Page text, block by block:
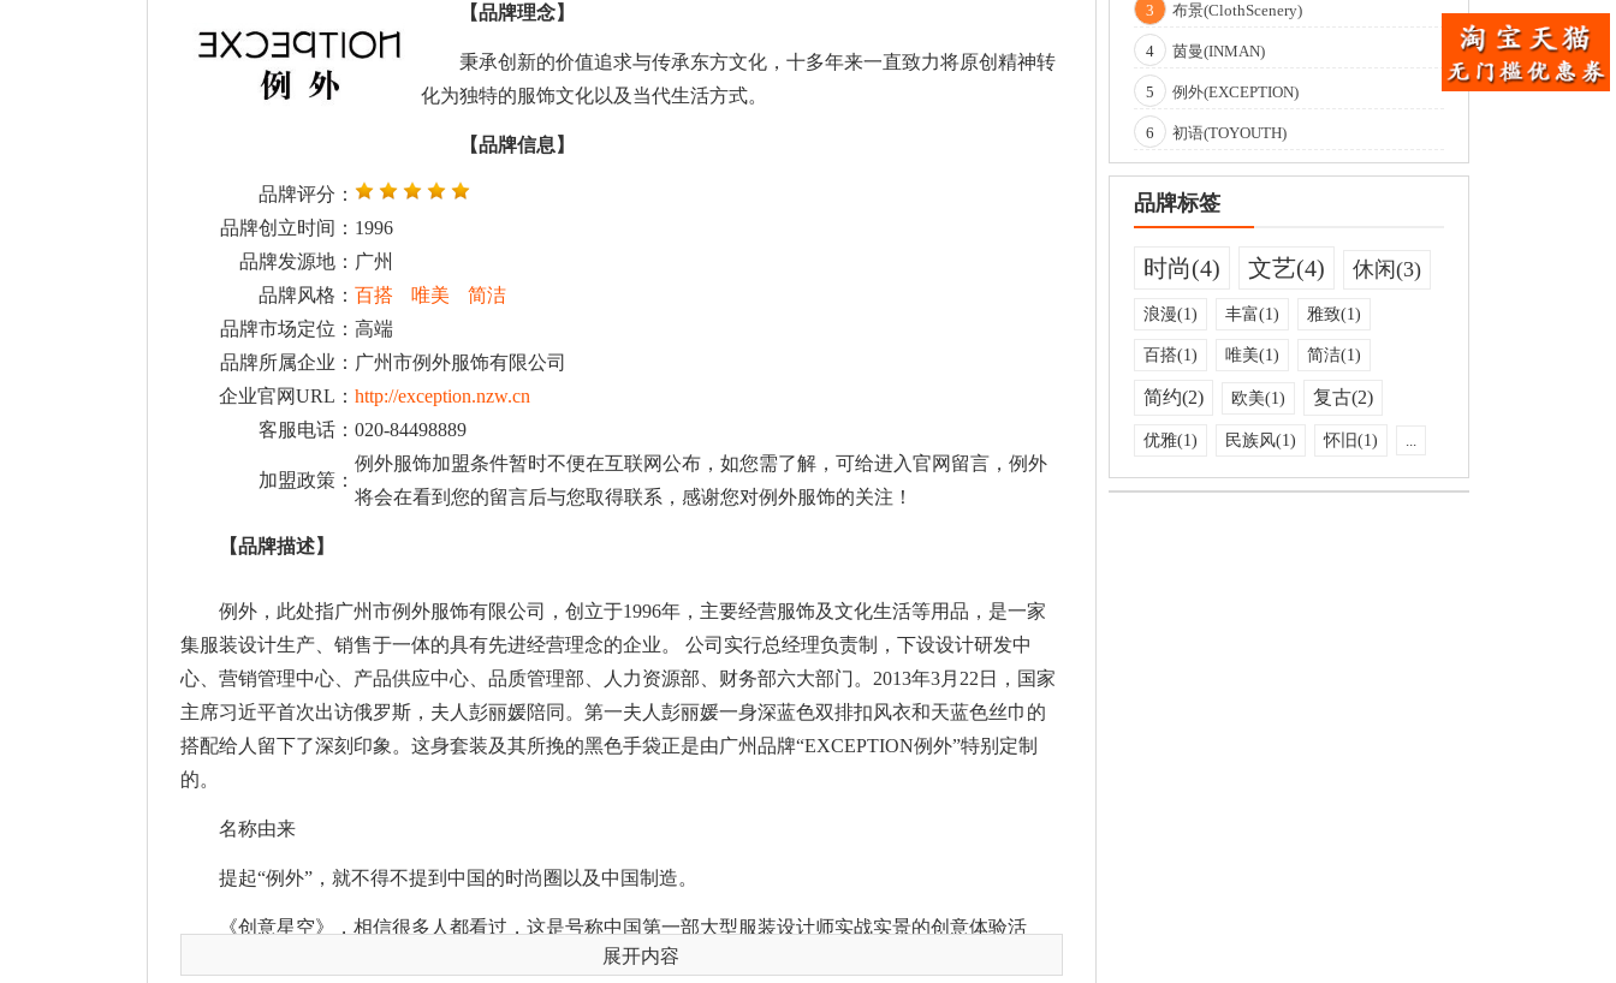
【品牌理念】
秉承创新的价值追求与传承东方文化，十多年来一直致力将原创精神转
化为独特的服饰文化以及当代生活方式。
【品牌信息】
品牌评分：
品牌创立时间： 1996
品牌发源地： 广州
品牌风格： 百搭 唯美
简洁
品牌市场定位： 高端
品牌所属企业： 广州市例外服饰有限公司
企业官网URL： http://exception.nzw.cn
客服电话： 020-84498889
加盟政策：
例外服饰加盟条件暂时不便在互联网公布，如您需了解，可给进入官网留言，例外
将会在看到您的留言后与您取得联系，感谢您对例外服饰的关注！
【品牌描述】
例外，此处指广州市例外服饰有限公司，创立于1996年，主要经营服饰及文化生活等用品，是一家
集服装设计生产、销售于一体的具有先进经营理念的企业。 公司实行总经理负责制，下设设计研发中
心、营销管理中心、产品供应中心、品质管理部、人力资源部、财务部六大部门。2013年3月22日，国家
主席习近平首次出访俄罗斯，夫人彭丽媛陪同。第一夫人彭丽媛一身深蓝色双排扣风衣和天蓝色丝巾的
搭配给人留下了深刻印象。这身套装及其所挽的黑色手袋正是由广州品牌“EXCEPTION例外”特别定制
的。
名称由来
提起“例外”，就不得不提到中国的时尚圈以及中国制造。
《创意星空》，相信很多人都看过，这是号称中国第一部大型服装设计师实战实景的创意体验活
动，可是在20世纪90年代初中国还没有CHIC，没有专业的服装设计大赛，也没有给设计师们展现创意的
展开内容
3 布景(ClothScenery)
4 茵曼(INMAN)
5 例外(EXCEPTION)
6 初语(TOYOUTH)
品牌标签
时尚(4) 文艺(4) 休闲(3)
浪漫(1) 丰富(1) 雅致(1)
百搭(1) 唯美(1) 简洁(1)
简约(2) 欧美(1) 复古(2)
优雅(1) 民族风(1) 怀旧(1) ...